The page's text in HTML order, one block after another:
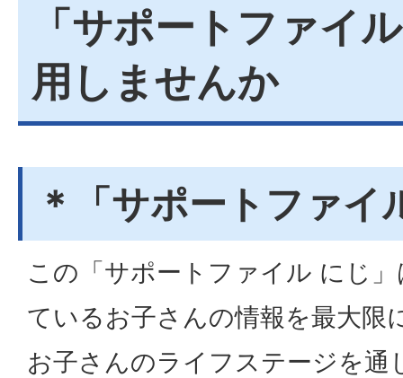
「サポートファイ
用しませんか
＊「サポートファイ
この「サポートファイル にじ
ているお子さんの情報を最大限
お子さんのライフステージを通